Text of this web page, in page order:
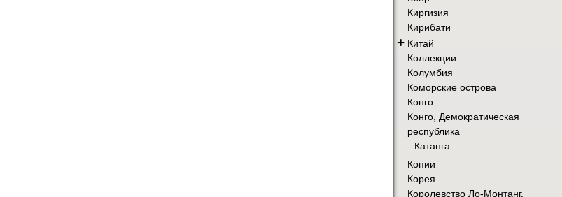
Киргизия
Кирибати
+ Китай
Коллекции
Колумбия
Коморские острова
Конго
Конго, Демократическая
республика
Катанга
Копии
Корея
Королевство Ло-Монтанг.